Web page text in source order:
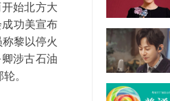
始北方大
功美宣布
黎以停火
涉古石油
。